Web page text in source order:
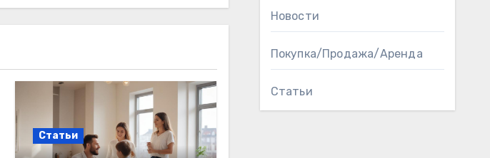
Статьи
Новости
Покупка/Продажа/Аренда
Статьи